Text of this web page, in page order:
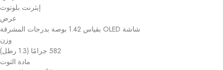
إيثرنت بلوتوث
عرض
شاشة OLED بقياس 1.42 بوصة بدرجات المشرقة
وزن
582 جرامًا (1.3 رطل)
مادة التوت